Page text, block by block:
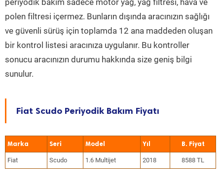
periyodik bakım sadece motor yağ, yağ filtresi, hava ve
polen filtresi içermez. Bunların dışında aracınızın sağlığı
ve güvenli sürüş için toplamda 12 ana maddeden oluşan
bir kontrol listesi aracınıza uygulanır. Bu kontroller
sonucu aracınızın durumu hakkında size geniş bilgi
sunulur.
Fiat Scudo Periyodik Bakım Fiyatı
Marka Seri Model Yıl
Fiat Scudo 1.6 Multijet 2018 8588 TL